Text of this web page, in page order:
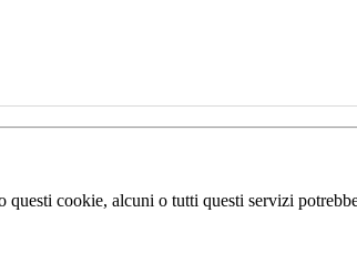
questi cookie, alcuni o tutti questi servizi